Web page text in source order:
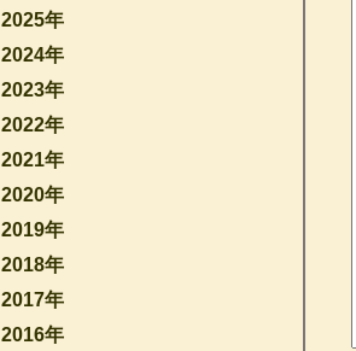
2025年
2024年
2023年
2022年
2021年
2020年
2019年
2018年
2017年
2016年